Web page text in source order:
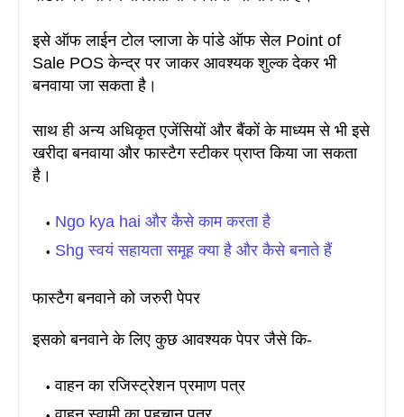
इसे ऑफ लाईन टोल प्लाजा के पांडे ऑफ सेल Point of
Sale POS केन्द्र पर जाकर आवश्यक शुल्क देकर भी
बनवाया जा सकता है ।
साथ ही अन्य अधिकृत एजेंसियों और बैंकों के माध्यम से भी इसे
खरीदा बनवाया और फास्टैग स्टीकर प्राप्त किया जा सकता
है ।
Ngo kya hai और कैसे काम करता है
Shg स्वयं सहायता समूह क्या है और कैसे बनाते हैं
फास्टैग बनवाने को जरुरी पेपर
इसको बनवाने के लिए कुछ आवश्यक पेपर जैसे कि-
वाहन का रजिस्ट्रेशन प्रमाण पत्र